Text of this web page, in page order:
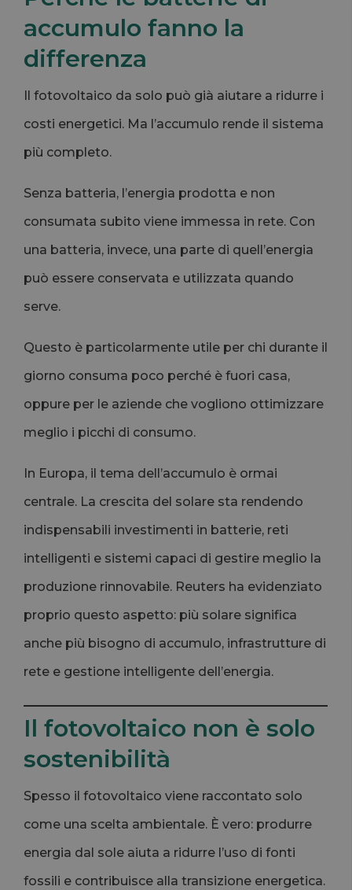
accumulo fanno la
differenza
Il fotovoltaico da solo può già aiutare a ridurre i
costi energetici. Ma l’accumulo rende il sistema
più completo.
Senza batteria, l’energia prodotta e non
consumata subito viene immessa in rete. Con
una batteria, invece, una parte di quell’energia
può essere conservata e utilizzata quando
serve.
Questo è particolarmente utile per chi durante il
giorno consuma poco perché è fuori casa,
oppure per le aziende che vogliono ottimizzare
meglio i picchi di consumo.
In Europa, il tema dell’accumulo è ormai
centrale. La crescita del solare sta rendendo
indispensabili investimenti in batterie, reti
intelligenti e sistemi capaci di gestire meglio la
produzione rinnovabile. Reuters ha evidenziato
proprio questo aspetto: più solare significa
anche più bisogno di accumulo, infrastrutture di
rete e gestione intelligente dell’energia.
Il fotovoltaico non è solo
sostenibilità
Spesso il fotovoltaico viene raccontato solo
come una scelta ambientale. È vero: produrre
energia dal sole aiuta a ridurre l’uso di fonti
fossili e contribuisce alla transizione energetica.